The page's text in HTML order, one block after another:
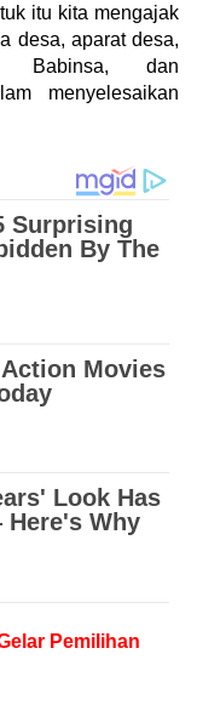
itu kita mengajak
desa, aparat desa,
Babinsa, dan
menyelesaikan
Pemilihan